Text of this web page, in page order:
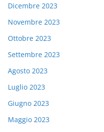
Dicembre 2023
Novembre 2023
Ottobre 2023
Settembre 2023
Agosto 2023
Luglio 2023
Giugno 2023
Maggio 2023